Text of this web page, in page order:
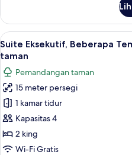
pemandangan
halaman
Cottage
Deluks,
1
kamar
pemandangan
halaman
Lihat
semua
foto
untuk
Suite
Eksekutif,
Beberapa
Tempat
Tidur,
3
Suite Eksekutif, Beberapa
taman
Pemandangan taman
15 meter persegi
1 kamar tidur
Kapasitas 4
2 king
Wi-Fi Gratis